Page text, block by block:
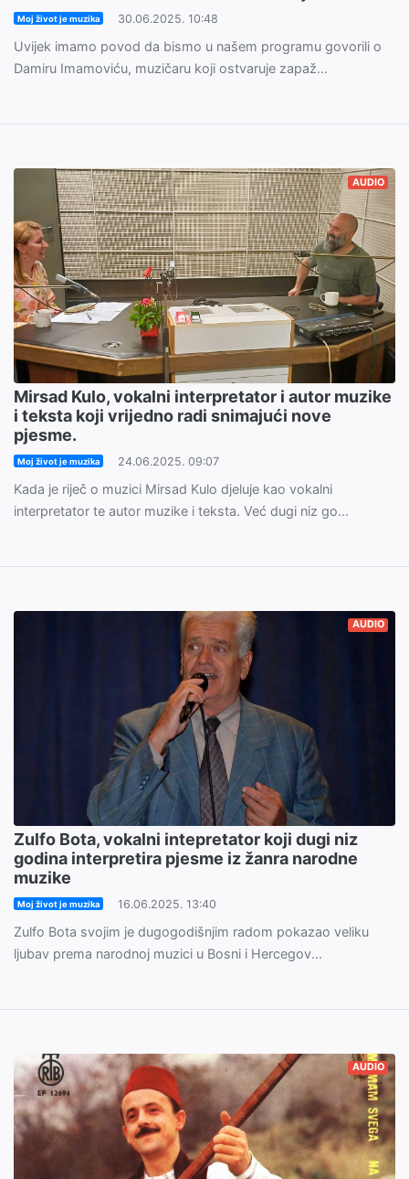
Moj život je muzika 30.06.2025. 10:48
Uvijek imamo povod da bismo u našem programu govorili o
Damiru Imamoviću, muzičaru koji ostvaruje zapaž...
AUDIO
Mirsad Kulo, vokalni interpretator i autor muzike
i teksta koji vrijedno radi snimajući nove
pjesme.
Moj život je muzika 24.06.2025. 09:07
Kada je riječ o muzici Mirsad Kulo djeluje kao vokalni
interpretator te autor muzike i teksta. Već dugi niz go...
AUDIO
Zulfo Bota, vokalni intepretator koji dugi niz
godina interpretira pjesme iz žanra narodne
muzike
Moj život je muzika 16.06.2025. 13:40
Zulfo Bota svojim je dugogodišnjim radom pokazao veliku
ljubav prema narodnoj muzici u Bosni i Hercegov...
AUDIO